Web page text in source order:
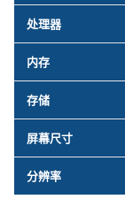
处理器
内存
存储
屏幕尺寸
分辨率